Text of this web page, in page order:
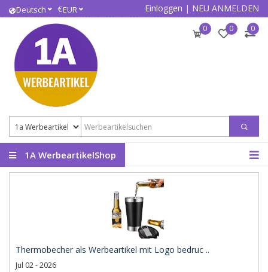
Deutsch €EUR Einloggen | NEU ANMELDEN
0 0 0
1A WerbeartikelShop
Thermobecher als Werbeartikel mit Logo bedruc ..
Jul 02 - 2026